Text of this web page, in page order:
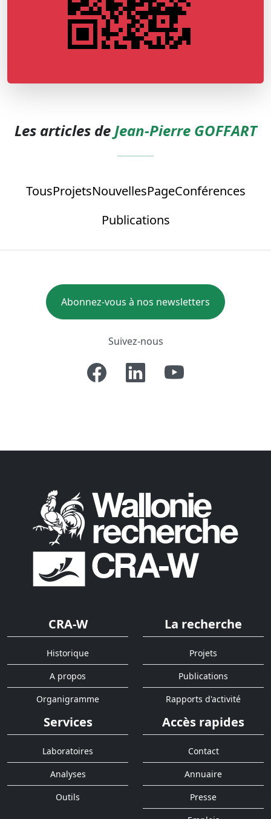
Les articles de Jean-Pierre GOFFART
TousProjetsNouvellesPageConférences
Publications
Abonnez-vous à nos newsletters
Suivez-nous
CRA-W
Historique
A propos
Organigramme
La recherche
Projets
Publications
Rapports d'activité
Services
Laboratoires
Analyses
Outils
Accès rapides
Contact
Annuaire
Presse